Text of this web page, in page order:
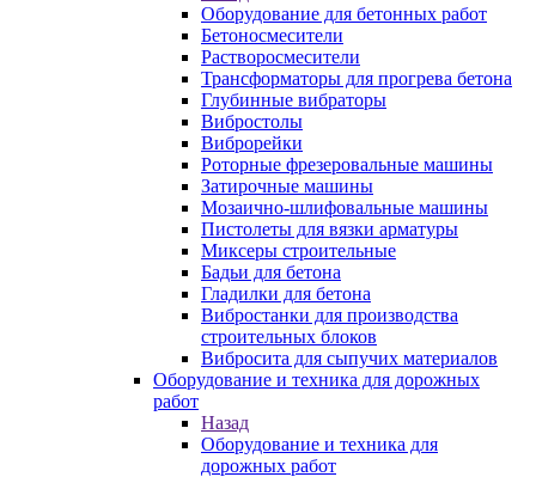
Оборудование для бетонных работ
Бетоносмесители
Растворосмесители
Трансформаторы для прогрева бетона
Глубинные вибраторы
Вибростолы
Виброрейки
Роторные фрезеровальные машины
Затирочные машины
Мозаично-шлифовальные машины
Пистолеты для вязки арматуры
Миксеры строительные
Бадьи для бетона
Гладилки для бетона
Вибростанки для производства
строительных блоков
Вибросита для сыпучих материалов
Оборудование и техника для дорожных
работ
Назад
Оборудование и техника для
дорожных работ